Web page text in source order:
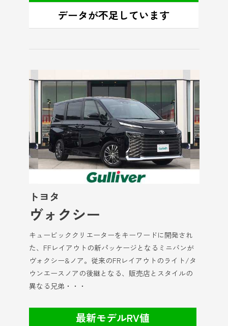
トヨタ
ヴォクシー
キュービッククリエーターをキーワードに開発され
た、FFレイアウトの新パッケージとなるミニバンが
ヴォクシー&ノア。従来のFRレイアウトのライト/タ
ウンエースノアの後継となる、販売店とスタイルの
異なる兄弟・・・
最新モデルRV値